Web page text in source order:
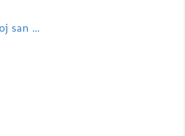
san ...